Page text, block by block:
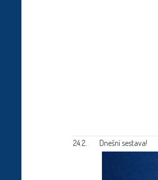
24.2. Dnešní sestava!